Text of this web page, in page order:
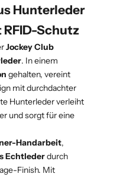
Hunterleder
Schutz
Jockey Club
. In einem
gehalten, vereint
mit durchdachter
Hunterleder verleiht
und sorgt für eine
Handarbeit,
Echtlederdurch
Finish. Mit